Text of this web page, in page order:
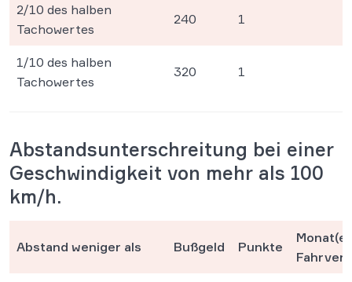
2/10 des halben
Tachowertes
240 1
1/10 des halben
Tachowertes
320 1
Abstandsunterschreitung bei einer
Geschwindigkeit von mehr als 100
km/h.
Abstand weniger als Bußgeld Punkte
Monat(e)